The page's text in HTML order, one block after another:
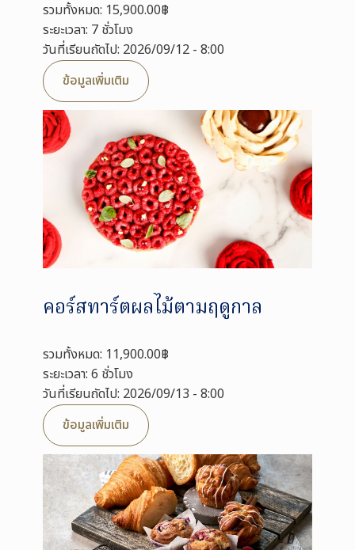
รวมทั้งหมด: 15,900.00฿
ระยะเวลา: 7 ชั่วโมง
วันที่เรียนถัดไป: 2026/09/12 - 8:00
ข้อมูลเพิ่มเติม
คอร์สทาร์ตผลไม้ตามฤดูกาล
รวมทั้งหมด: 11,900.00฿
ระยะเวลา: 6 ชั่วโมง
วันที่เรียนถัดไป: 2026/09/13 - 8:00
ข้อมูลเพิ่มเติม